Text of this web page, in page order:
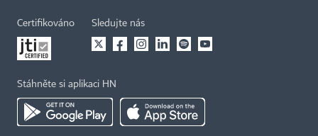
Certifikováno Sledujte nás
Stáhněte si aplikaci HN